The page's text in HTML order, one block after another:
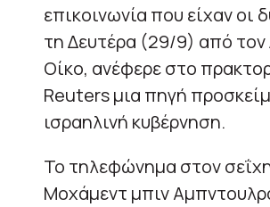
επικοινωνία που είχαν οι
τη Δευτέρα (29/9) από τον
Οίκο, ανέφερε στο
Reuters μια πηγή
ισραηλινή κυβέρνηση.
Το τηλεφώνημα στον
Μοχάμεντ μπιν